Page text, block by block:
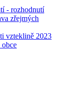
- rozhodnutí
zřejmých
vzteklině 2023